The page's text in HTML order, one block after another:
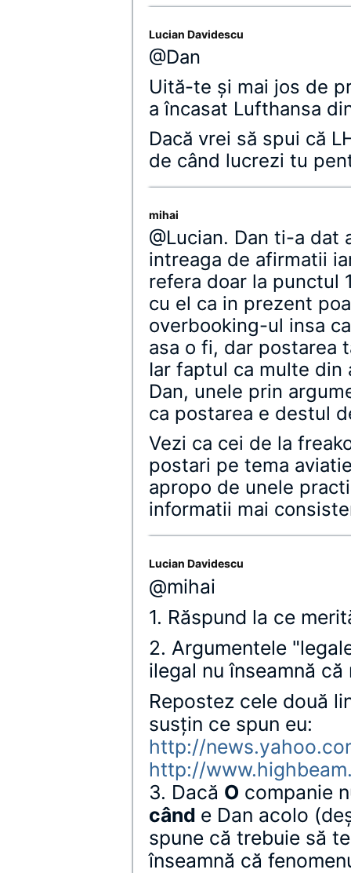
Lucian Davidescu
@Dan
Uită-te şi mai jos de
a încasat Lufthansa
Dacă vrei să spui că
de când lucrezi tu
mihai
@Lucian. Dan ti-a
intreaga de afirmatii
refera doar la punctul
cu el ca in prezent
overbooking-ul insa
asa o fi, dar postarea
Iar faptul ca multe
Dan, unele prin
ca postarea e destul
Vezi ca cei de la
postari pe tema
apropo de unele
informatii mai
Lucian Davidescu
@mihai
1. Răspund la ce
2. Argumentele
ilegal nu înseamnă
Repostez cele două
susţin ce spun eu:
http://
http://
3. Dacă O companie
când e Dan acolo
spune că trebuie să
înseamnă că